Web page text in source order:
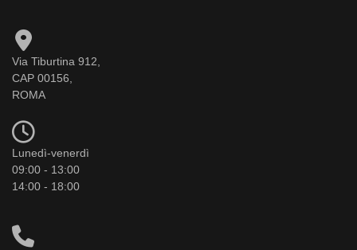
Via Tiburtina 912,
CAP 00156,
ROMA
Lunedì-venerdì
09:00 - 13:00
14:00 - 18:00